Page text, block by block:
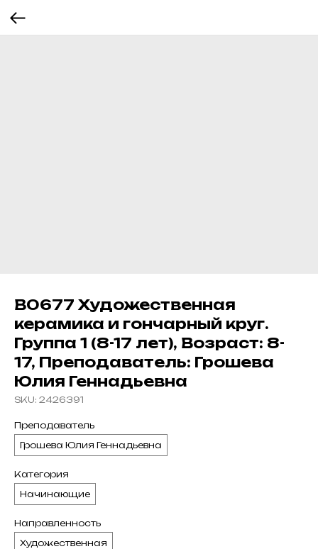
В0677 Художественная
керамика и гончарный круг.
Группа 1 (8-17 лет), Возраст: 8-
17, Преподаватель: Грошева
Юлия Геннадьевна
SKU: 2426391
Преподаватель
Грошева Юлия Геннадьевна
Категория
Начинающие
Направленность
Художественная